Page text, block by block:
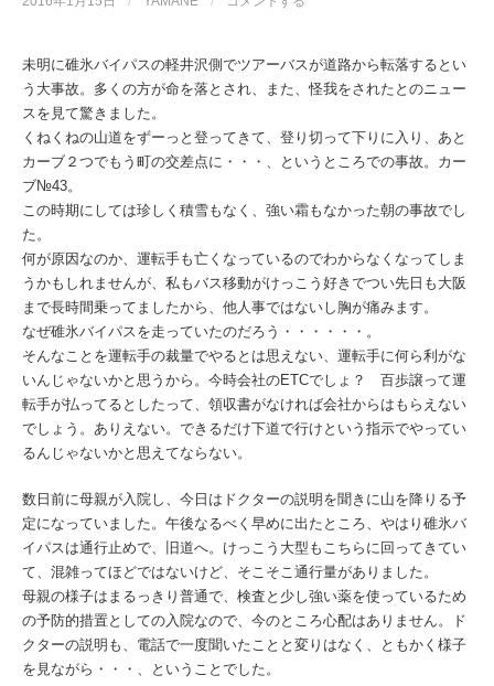
未明に碓氷バイパスの軽井沢側でツアーバスが道路から転落するとい
う大事故。多くの方が命を落とされ、また、怪我をされたとのニュー
スを見て驚きました。
くねくねの山道をずーっと登ってきて、登り切って下りに入り、あと
カーブ２つでもう町の交差点に・・・、というところでの事故。カー
ブ№43。
この時期にしては珍しく積雪もなく、強い霜もなかった朝の事故でし
た。
何が原因なのか、運転手も亡くなっているのでわからなくなってしま
うかもしれませんが、私もバス移動がけっこう好きでつい先日も大阪
まで長時間乗ってましたから、他人事ではないし胸が痛みます。
なぜ碓氷バイパスを走っていたのだろう・・・・・・。
そんなことを運転手の裁量でやるとは思えない、運転手に何ら利がな
いんじゃないかと思うから。今時会社のETCでしょ？ 百歩譲って運
転手が払ってるとしたって、領収書がなければ会社からはもらえない
でしょう。ありえない。できるだけ下道で行けという指示でやってい
るんじゃないかと思えてならない。
数日前に母親が入院し、今日はドクターの説明を聞きに山を降りる予
定になっていました。午後なるべく早めに出たところ、やはり碓氷バ
イパスは通行止めで、旧道へ。けっこう大型もこちらに回ってきてい
て、混雑ってほどではないけど、そこそこ通行量がありました。
母親の様子はまるっきり普通で、検査と少し強い薬を使っているため
の予防的措置としての入院なので、今のところ心配はありません。ド
クターの説明も、電話で一度聞いたことと変りはなく、ともかく様子
を見ながら・・・、ということでした。